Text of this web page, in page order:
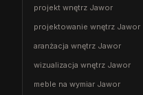
projekt wnętrz Jawor
projektowanie wnętrz Jawor
aranżacja wnętrz Jawor
wizualizacja wnętrz Jawor
meble na wymiar Jawor